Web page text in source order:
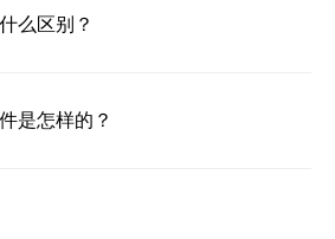
么区别？
是怎样的？